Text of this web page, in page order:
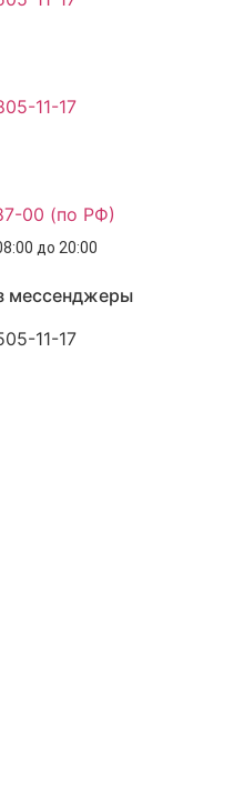
11-17
00 (по РФ)
до 20:00
мессенджеры
11-17